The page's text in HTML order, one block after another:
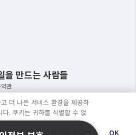
을 만드는 사람들
관
선도하겠습니다.
니다.
율적 관리를 보장하겠습니다.
더 나은 서비스 환경을 제공하
. 쿠키는 귀하를 식별할 수 없
용에 동의하게 됩니다. 귀하는
OK